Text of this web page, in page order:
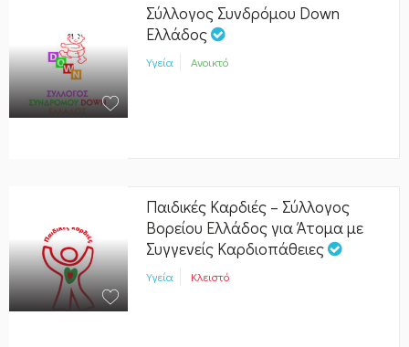
Σύλλογος Συνδρόμου Down
Ελλάδος
Υγεία Ανοικτό
Παιδικές Καρδιές – Σύλλογος
Βορείου Ελλάδος για Άτομα με
Συγγενείς Καρδιοπάθειες
Υγεία Κλειστό